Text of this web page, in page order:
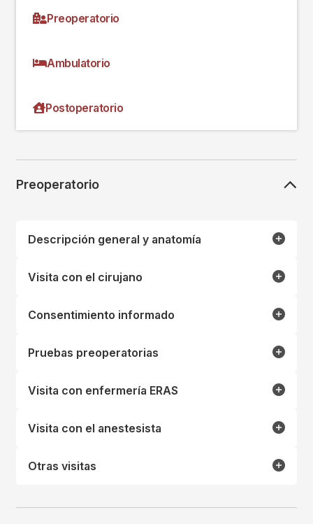
Preoperatorio
Ambulatorio
Postoperatorio
Preoperatorio
Descripción general y anatomía
Visita con el cirujano
Consentimiento informado
Pruebas preoperatorias
Visita con enfermería ERAS
Visita con el anestesista
Otras visitas